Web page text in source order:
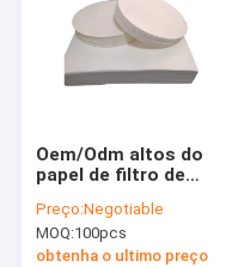
Quem Somos
Fale Conosco
Esparadrapo do
Oem/Odm altos do
papel de filtro de
derretimento
Preço:Negotiable
MOQ:100pcs
obtenha o ultimo preço